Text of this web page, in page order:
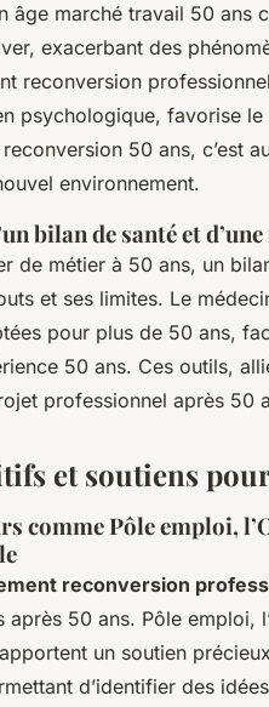
âge marché travail 50 ans
exacerbant des
reconversion
psychologique, favorise le
50 ans, c’est
environnement.
bilan de santé et
de métier à 50 ans, un
et ses limites. Le
pour plus de 50 ans,
50 ans. Ces outils,
professionnel après 50
et soutiens
comme Pôle emploi,
reconversion
après 50 ans. Pôle emploi,
un soutien
d’identifier des